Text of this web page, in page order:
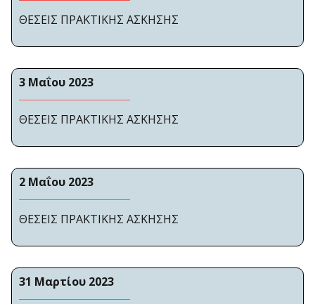
ΘΕΣΕΙΣ ΠΡΑΚΤΙΚΗΣ ΑΣΚΗΣΗΣ
3 Μαΐου 2023
ΘΕΣΕΙΣ ΠΡΑΚΤΙΚΗΣ ΑΣΚΗΣΗΣ
2 Μαΐου 2023
ΘΕΣΕΙΣ ΠΡΑΚΤΙΚΗΣ ΑΣΚΗΣΗΣ
31 Μαρτίου 2023